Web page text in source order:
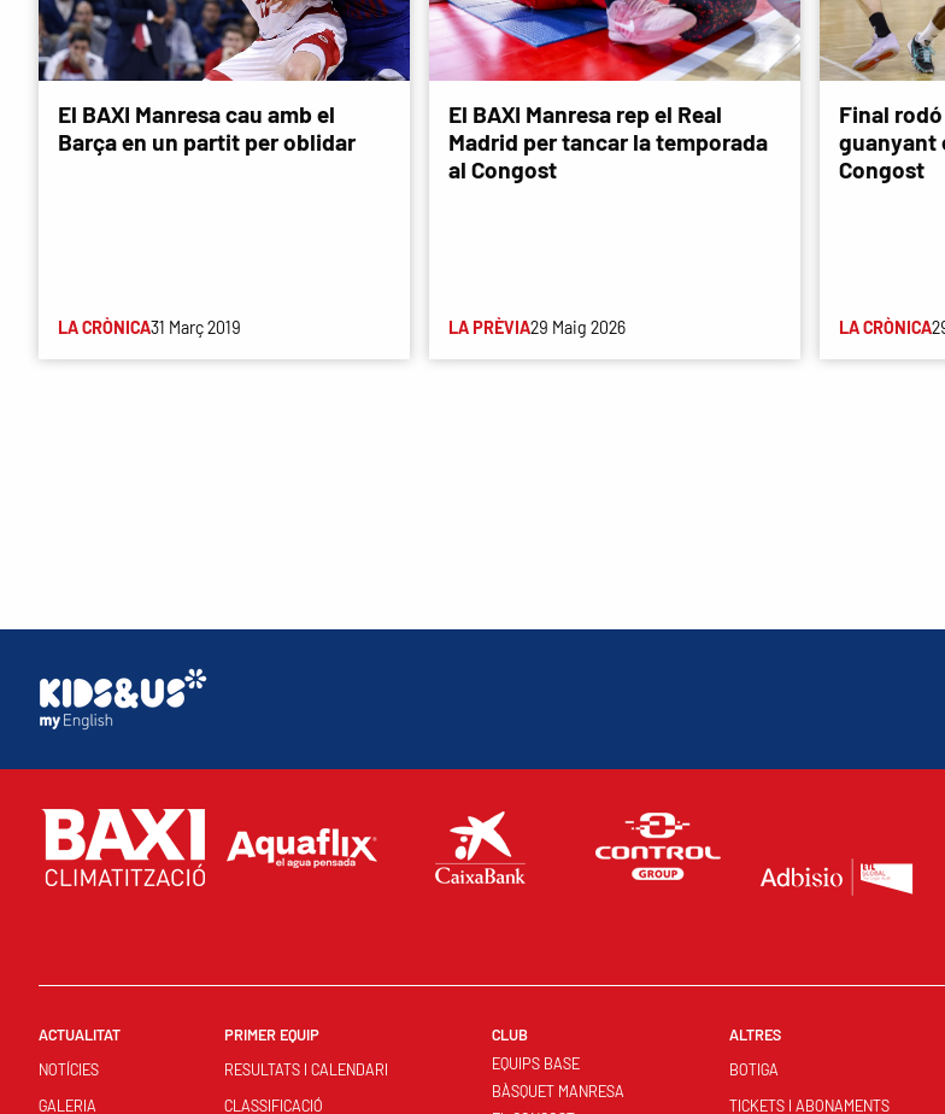
El BAXI Manresa cau amb el
Barça en un partit per oblidar
LA CRÒNICA31 Març 2019
El BAXI Manresa rep el Real
Madrid per tancar la temporada
al Congost
LA PRÈVIA29 Maig 2026
Final rodó
guanyant
Congost
LA CRÒNICA
ACTUALITAT
NOTÍCIES
GALERIA
PRIMER EQUIP
RESULTATS I CALENDARI
CLASSIFICACIÓ
CLUB
EQUIPS BASE
BÀSQUET MANRESA
ALTRES
BOTIGA
TICKETS I ABONAMENTS